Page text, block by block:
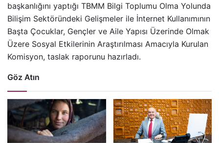
başkanlığını yaptığı TBMM Bilgi Toplumu Olma Yolunda
Bilişim Sektöründeki Gelişmeler ile İnternet Kullanımının
Başta Çocuklar, Gençler ve Aile Yapısı Üzerinde Olmak
Üzere Sosyal Etkilerinin Araştırılması Amacıyla Kurulan
Komisyon, taslak raporunu hazırladı.
Göz Atın